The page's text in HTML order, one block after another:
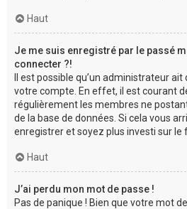
Haut
Je me suis enregistré par le passé
connecter ?!
Il est possible qu’un administrateur
votre compte. En effet, il est courant
régulièrement les membres ne
de la base de données. Si cela vous
enregistrer et soyez plus investi sur le
Haut
J’ai perdu mon mot de passe !
Pas de panique ! Bien que votre mot